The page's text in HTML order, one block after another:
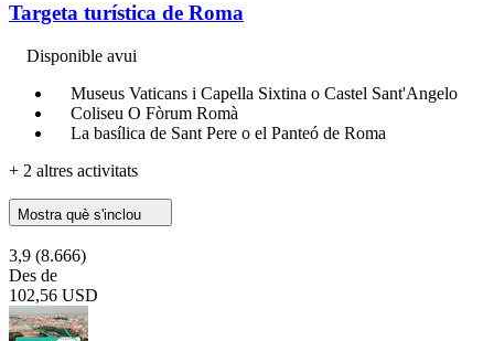
Targeta turística de Roma
Disponible avui
Museus Vaticans i Capella Sixtina o Castel Sant'Angelo
Coliseu O Fòrum Romà
La basílica de Sant Pere o el Panteó de Roma
+ 2 altres activitats
Mostra què s'inclou
3,9 (8.666)
Des de
102,56 USD